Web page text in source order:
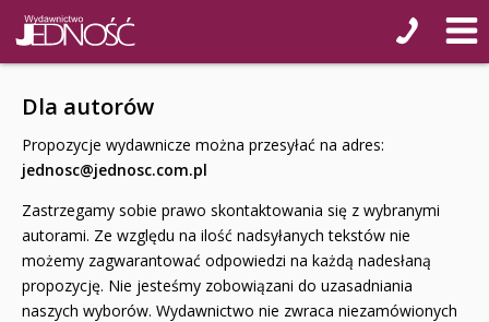
Klasa 7
Klasa 8
Liceum i Technikum
Klasa 1 liceum i technikum
Klasa 2 liceum i technikum
Klasa 3 liceum
Klasa 3/4 technikum
Dla autorów
Propozycje wydawnicze można przesyłać na adres:
jednosc@jednosc.com.pl
Zastrzegamy sobie prawo skontaktowania się z wybranymi
autorami. Ze względu na ilość nadsyłanych tekstów nie
możemy zagwarantować odpowiedzi na każdą nadesłaną
propozycję. Nie jesteśmy zobowiązani do uzasadniania
naszych wyborów. Wydawnictwo nie zwraca niezamówionych